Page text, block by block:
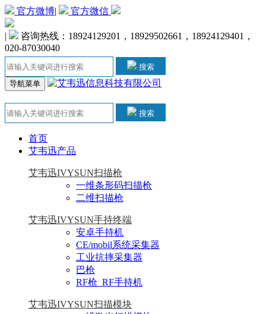
官方微博| 官方微信
|
咨询热线：18924129201，18929502661，18924129401，
020-87030040
搜索
导航菜单
搜索
首页
艾韦迅产品
艾韦迅IVYSUN扫描枪
一维条形码扫描枪
二维扫描枪
艾韦迅IVYSUN手持终端
安卓手持机
CE/mobil系统采集器
工业抗摔采集器
巴枪
RF枪_RF手持机
艾韦迅IVYSUN扫描模块